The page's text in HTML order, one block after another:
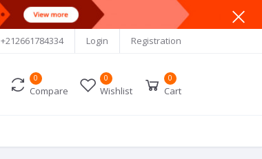
+212661784334 Login Registration
0
Compare
0
Wishlist
0
Cart